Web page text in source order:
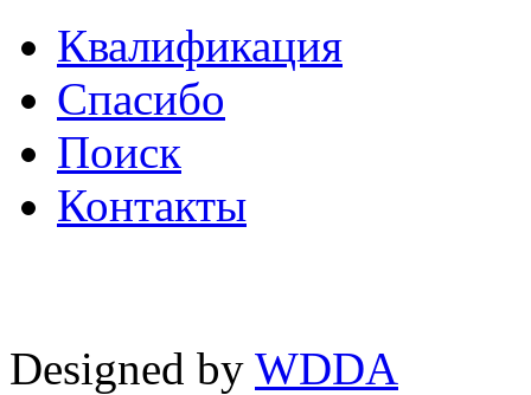
Квалификация
Спасибо
Поиск
Контакты
Designed by WDDA